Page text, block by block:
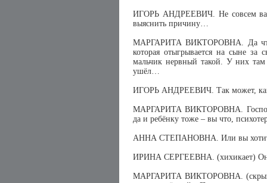
ИГОРЬ АНДРЕЕВИЧ. Не совсем
выяснить причину…
МАРГАРИТА ВИКТОРОВНА. Да что
которая отыгрывается на сыне
мальчик нервный такой. У них там
ушёл…
ИГОРЬ АНДРЕЕВИЧ. Так может,
МАРГАРИТА ВИКТОРОВНА.
да и ребёнку тоже – вы что,
АННА СТЕПАНОВНА. Или вы
ИРИНА СЕРГЕЕВНА. (хихикает) Она
МАРГАРИТА ВИКТОРОВНА.